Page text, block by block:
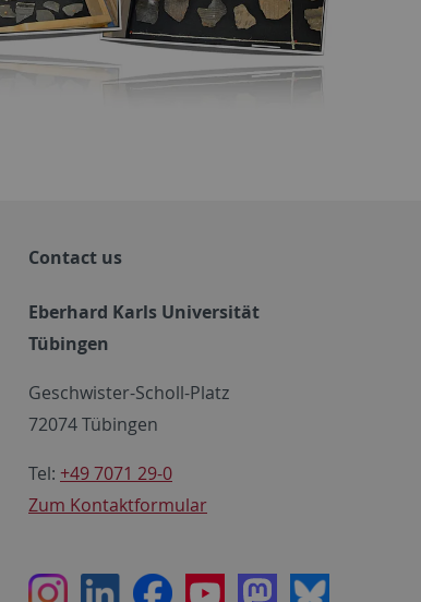
Contact us
Eberhard Karls Universität
Tübingen
Geschwister-Scholl-Platz
72074 Tübingen
Tel: +49 7071 29-0
Zum Kontaktformular
InstagramLinkedInFacebookYoutubeMastodon
Bluesky